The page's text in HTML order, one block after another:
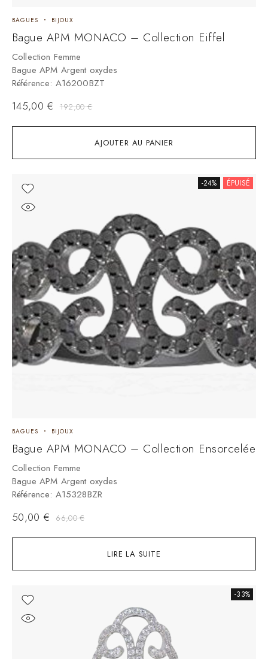
AJOUTER AU PANIER
BAGUES BIJOUX
Bague APM MONACO – Collection Eiffel
Collection Femme
Bague APM Argent oxydes
Référence: A16200BZT
192,00€
145,00 €
-24% ÉPUISÉ
LIRE LA SUITE
BAGUES BIJOUX
Bague APM MONACO – Collection Ensorcelée
Collection Femme
Bague APM Argent oxydes
Référence: A15328BZR
66,00€
50,00 €
-33%